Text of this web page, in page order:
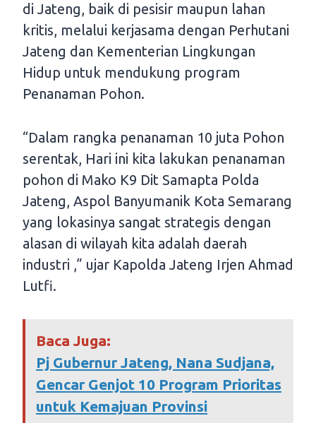
di Jateng, baik di pesisir maupun lahan
kritis, melalui kerjasama dengan Perhutani
Jateng dan Kementerian Lingkungan
Hidup untuk mendukung program
Penanaman Pohon.
“Dalam rangka penanaman 10 juta Pohon
serentak, Hari ini kita lakukan penanaman
pohon di Mako K9 Dit Samapta Polda
Jateng, Aspol Banyumanik Kota Semarang
yang lokasinya sangat strategis dengan
alasan di wilayah kita adalah daerah
industri ,” ujar Kapolda Jateng Irjen Ahmad
Lutfi.
Baca Juga:
Pj Gubernur Jateng, Nana Sudjana,
Gencar Genjot 10 Program Prioritas
untuk Kemajuan Provinsi